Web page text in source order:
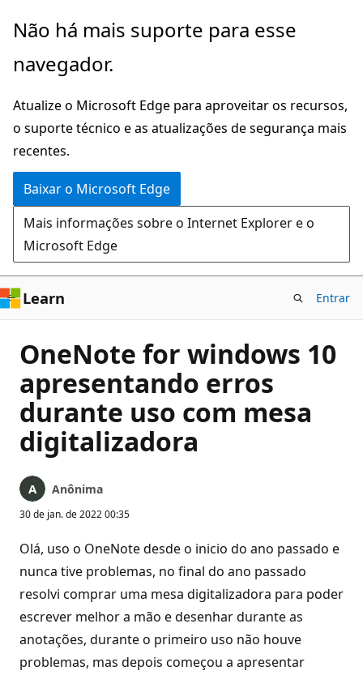
Pular
o
principal
Não há mais suporte para esse
navegador.
Atualize o Microsoft Edge para aproveitar os recursos,
o suporte técnico e as atualizações de segurança mais
recentes.
Baixar o Microsoft Edge
Mais informações sobre o Internet Explorer e o
Microsoft Edge
Learn Entrar
OneNote for windows 10
apresentando erros
durante uso com mesa
digitalizadora
Anônima
30 de jan. de 2022 00:35
Olá, uso o OneNote desde o inicio do ano passado e
nunca tive problemas, no final do ano passado
resolvi comprar uma mesa digitalizadora para poder
escrever melhor a mão e desenhar durante as
anotações, durante o primeiro uso não houve
problemas, mas depois começou a apresentar